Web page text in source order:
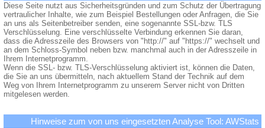
Diese Seite nutzt aus Sicherheitsgründen und zum Schutz der Übertragung
vertraulicher Inhalte, wie zum Beispiel Bestellungen oder Anfragen, die Sie
an uns als Seitenbetreiber senden, eine sogenannte SSL-bzw. TLS
Verschlüsselung. Eine verschlüsselte Verbindung erkennen Sie daran,
dass die Adresszeile des Browsers von "http://" auf "https://" wechselt und
an dem Schloss-Symbol neben bzw. manchmal auch in der Adresszeile in
Ihrem Internetprogramm.
Wenn die SSL- bzw. TLS-Verschlüsselung aktiviert ist, können die Daten,
die Sie an uns übermitteln, nach aktuellem Stand der Technik auf dem
Weg von Ihrem Internetprogramm zu unserem Server nicht von Dritten
mitgelesen werden.
Hinweise zum von uns eingesetzten Analyse Tool: AWStats